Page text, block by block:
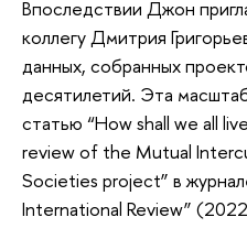
Впоследствии Джон
коллегу Дмитрия
данных, собранных
десятилетий. Эта
статью “How shall we all
review of the Mutual
Societies project” в
International Review”